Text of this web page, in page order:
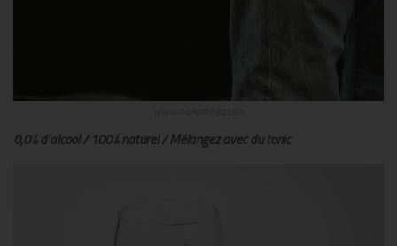
0,0% d’alcool / 100% naturel / Mélangez avec du tonic